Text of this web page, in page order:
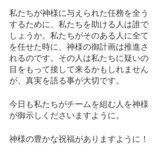
私たちが神様に与えられた任務を全う
するために、私たちを助ける人は誰で
しょうか。私たちがそのある人に全て
を任せた時に、神様の御計画は推進さ
れるのです。その人は私たちに疑いの
目をもって接して来るかもしれません
が、真実を語る事が大切です。
今日も私たちがチームを組む人を神様
が御示しくださいますように。
神様の豊かな祝福がありますように！